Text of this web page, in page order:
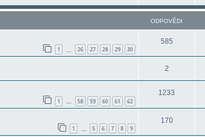
ODPOVĚDI
1 26 27 28 29 30
585
2
1 … 58 59 60 61 62
1233
1 5 6 7 8 9
170